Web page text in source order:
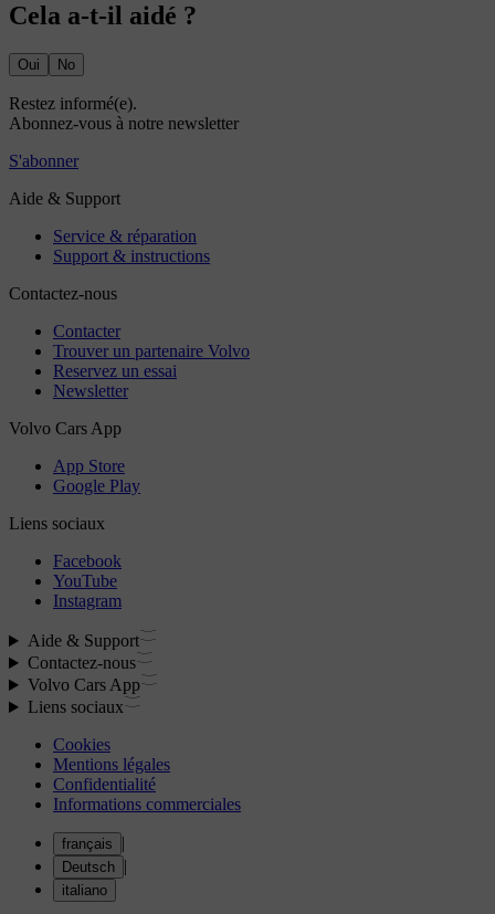
Cela a-t-il aidé ?
Oui No